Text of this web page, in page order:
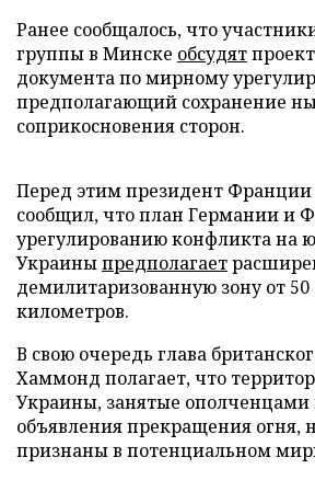
Ранее сообщалось, что
группы в Минске обсудят
документа по мирному
предполагающий сохранение
соприкосновения сторон.
Перед этим президент
сообщил, что план Германии и
урегулированию конфликта на
Украиныпредполагает
демилитаризованную зону от 50
километров.
В свою очередь глава
Хаммонд полагает, что
Украины, занятые ополченцами
объявления прекращения огня,
признаны в потенциальном